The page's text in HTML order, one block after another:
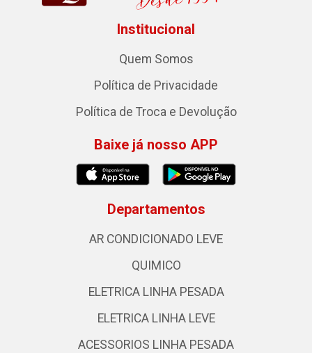
Institucional
Quem Somos
Política de Privacidade
Política de Troca e Devolução
Baixe já nosso APP
Departamentos
AR CONDICIONADO LEVE
QUIMICO
ELETRICA LINHA PESADA
ELETRICA LINHA LEVE
ACESSORIOS LINHA PESADA